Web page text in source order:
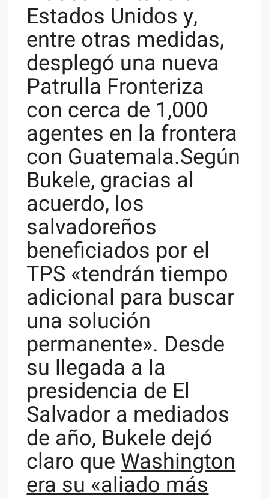
Estados Unidos y,
entre otras medidas,
desplegó una nueva
Patrulla Fronteriza
con cerca de 1,000
agentes en la frontera
con Guatemala.Según
Bukele, gracias al
acuerdo, los
salvadoreños
beneficiados por el
TPS «tendrán tiempo
adicional para buscar
una solución
permanente». Desde
su llegada a la
presidencia de El
Salvador a mediados
de año, Bukele dejó
claro queWashington
era su «aliado más